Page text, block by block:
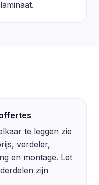
te leggen zie
verdeler,
en montage. Let
zijn